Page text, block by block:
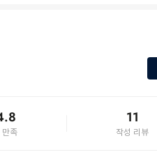
만족
11
작성 리뷰